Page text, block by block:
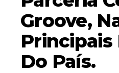
Groove,
Principais
Do País.